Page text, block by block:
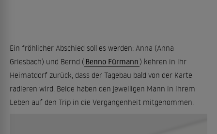
Ein fröhlicher Abschied soll es werden: Anna (Anna
Griesbach) und Bernd ( Benno Fürmann ) kehren in ihr
Heimatdorf zurück, dass der Tagebau bald von der Karte
radieren wird. Beide haben den jeweiligen Mann in ihrem
Leben auf den Trip in die Vergangenheit mitgenommen.